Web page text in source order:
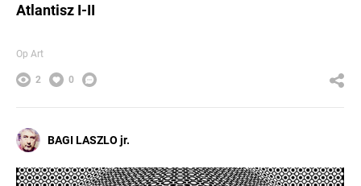
Atlantisz I-II
Op Art
2 0
BAGI LASZLO jr.